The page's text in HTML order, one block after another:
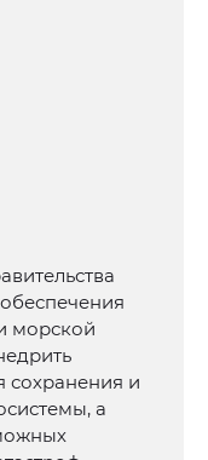
морской
сохранения и
а